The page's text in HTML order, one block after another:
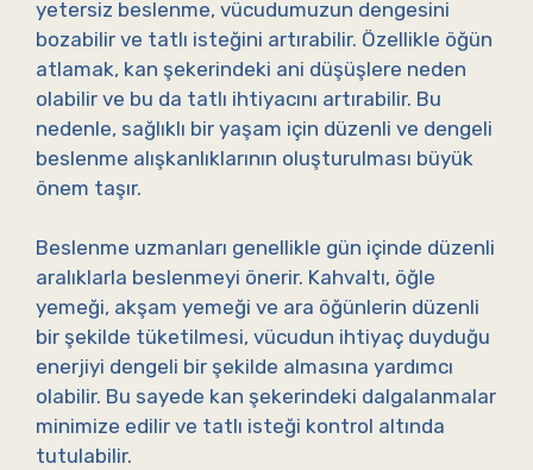
yetersiz beslenme, vücudumuzun dengesini
bozabilir ve tatlı isteğini artırabilir. Özellikle öğün
atlamak, kan şekerindeki ani düşüşlere neden
olabilir ve bu da tatlı ihtiyacını artırabilir. Bu
nedenle, sağlıklı bir yaşam için düzenli ve dengeli
beslenme alışkanlıklarının oluşturulması büyük
önem taşır.
Beslenme uzmanları genellikle gün içinde düzenli
aralıklarla beslenmeyi önerir. Kahvaltı, öğle
yemeği, akşam yemeği ve ara öğünlerin düzenli
bir şekilde tüketilmesi, vücudun ihtiyaç duyduğu
enerjiyi dengeli bir şekilde almasına yardımcı
olabilir. Bu sayede kan şekerindeki dalgalanmalar
minimize edilir ve tatlı isteği kontrol altında
tutulabilir.